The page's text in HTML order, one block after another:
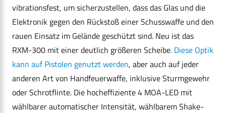
vibrationsfest, um sicherzustellen, dass das Glas und die
Elektronik gegen den Rückstoß einer Schusswaffe und den
rauen Einsatz im Gelände geschützt sind. Neu ist das
RXM-300 mit einer deutlich größeren Scheibe. Diese Optik
kann auf Pistolen genutzt werden, aber auch auf jeder
anderen Art von Handfeuerwaffe, inklusive Sturmgewehr
oder Schrotflinte. Die hocheffiziente 4 MOA-LED mit
wählbarer automatischer Intensität, wählbarem Shake-